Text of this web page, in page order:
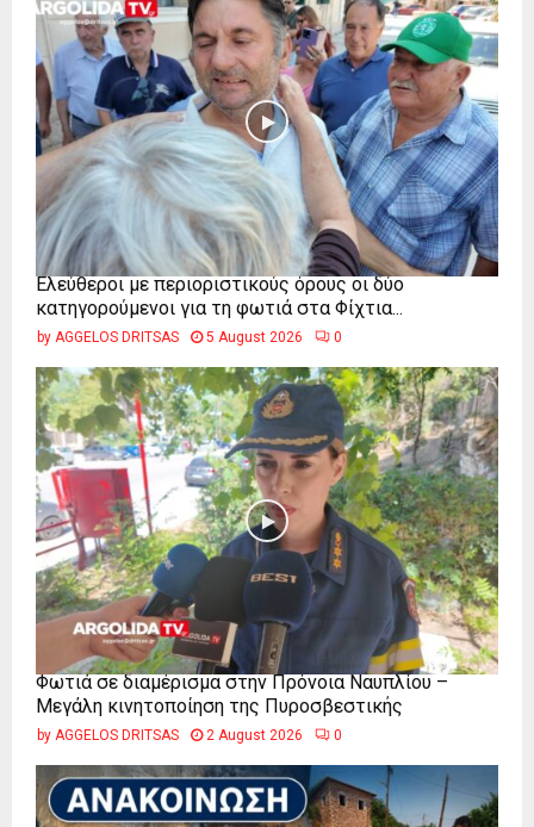
Ελεύθεροι με περιοριστικούς όρους οι δύο
κατηγορούμενοι για τη φωτιά στα Φίχτια...
by AGGELOS DRITSAS 5 August 2026 0
Φωτιά σε διαμέρισμα στην Πρόνοια Ναυπλίου –
Μεγάλη κινητοποίηση της Πυροσβεστικής
by AGGELOS DRITSAS 2 August 2026 0